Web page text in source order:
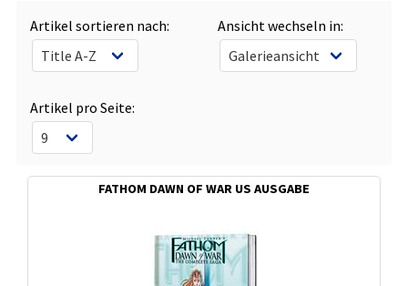
Artikel sortieren nach:
Ansicht wechseln in:
Artikel pro Seite:
FATHOM DAWN OF WAR US AUSGABE